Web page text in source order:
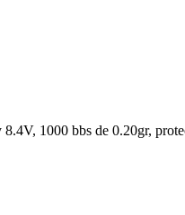
1000 bbs de 0.20gr,